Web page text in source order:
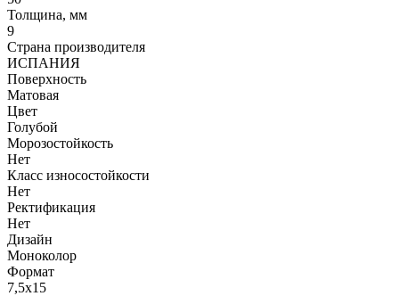
Толщина, мм
9
Страна производителя
ИСПАНИЯ
Поверхность
Матовая
Цвет
Голубой
Морозостойкость
Нет
Класс износостойкости
Нет
Ректификация
Нет
Дизайн
Моноколор
Формат
7,5x15